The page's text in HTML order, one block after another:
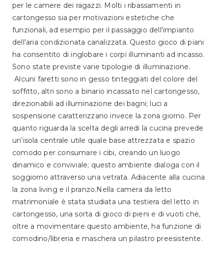
per le camere dei ragazzi. Molti i ribassamenti in
cartongesso sia per motivazioni estetiche che
funzionali, ad esempio per il passaggio dell’impianto
dell’aria condizionata canalizzata. Questo gioco di piani
ha consentito di inglobare i corpi illuminanti ad incasso.
Sono state previste varie tipologie di illuminazione.
Alcuni faretti sono in gesso tinteggiati del colore del
soffitto, altri sono a binario incassato nel cartongesso,
direzionabili ad illuminazione dei bagni; luci a
sospensione caratterizzano invece la zona giorno. Per
quanto riguarda la scelta degli arredi la cucina prevede
un’isola centrale utile quale base attrezzata e spazio
comodo per consumare i cibi, creando un luogo
dinamico e conviviale; questo ambiente dialoga con il
soggiorno attraverso una vetrata. Adiacente alla cucina
la zona living e il pranzo.Nella camera da letto
matrimoniale è stata studiata una testiera del letto in
cartongesso, una sorta di gioco di pieni e di vuoti che,
oltre a movimentare questo ambiente, ha funzione di
comodino/libreria e maschera un pilastro preesistente.